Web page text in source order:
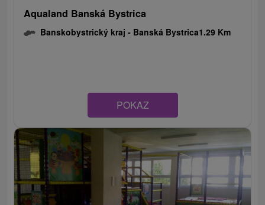
Aqualand Banská Bystrica
Banskobystrický kraj - Banská Bystrica1.29 Km
POKAZ